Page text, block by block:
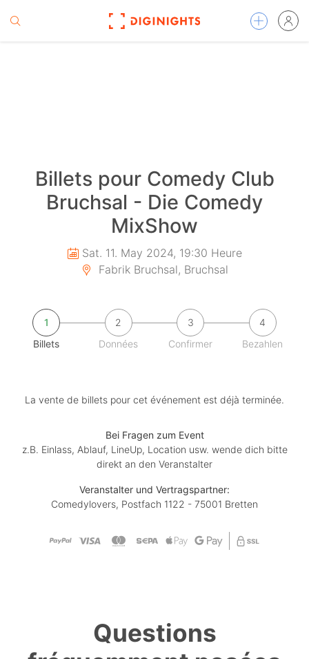
Billets pour Comedy Club
Bruchsal - Die Comedy
MixShow
Sat. 11. May 2024, 19:30 Heure
Fabrik Bruchsal, Bruchsal
1
Billets
2
Données
3
Confirmer
4
Bezahlen
La vente de billets pour cet événement est déjà terminée.
Bei Fragen zum Event
z.B. Einlass, Ablauf, LineUp, Location usw. wende dich bitte
direkt an den Veranstalter
Veranstalter und Vertragspartner:
Comedylovers, Postfach 1122 - 75001 Bretten
Questions